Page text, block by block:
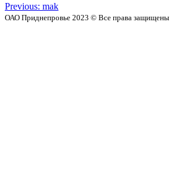
Previous: mak
ОАО Приднепровье 2023 © Все права защищены